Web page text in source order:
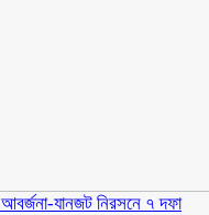
যানজট নিরসনে ৭ দফা